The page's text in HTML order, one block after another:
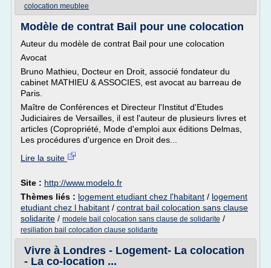
colocation meublee
Modèle de contrat Bail pour une colocation
Auteur du modèle de contrat Bail pour une colocation
Avocat
Bruno Mathieu, Docteur en Droit, associé fondateur du
cabinet MATHIEU & ASSOCIES, est avocat au barreau de
Paris.
Maître de Conférences et Directeur l'Institut d'Etudes
Judiciaires de Versailles, il est l'auteur de plusieurs livres et
articles (Copropriété, Mode d'emploi aux éditions Delmas,
Les procédures d'urgence en Droit des...
Lire la suite
Site : http://www.modelo.fr
Thèmes liés : logement etudiant chez l'habitant / logement
etudiant chez l habitant / contrat bail colocation sans clause
solidarite / modele bail colocation sans clause de solidarite /
resiliation bail colocation clause solidarite
Vivre à Londres - Logement- La colocation
- La co-location ...